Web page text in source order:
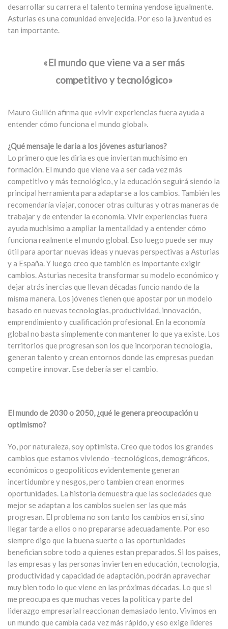
desarrollar su carrera el talento termina yendose igualmente.
Asturias es una comunidad envejecida. Por eso la juventud es
tan importante.
«El mundo que viene va a ser más
competitivo y tecnológico»
Mauro Guillén afirma que «vivir experiencias fuera ayuda a
entender cómo funciona el mundo global».
¿Qué mensaje le daria a los jóvenes asturianos?
Lo primero que les diria es que inviertan muchísimo en
formación. El mundo que viene va a ser cada vez más
competitivo y más tecnológico, y la educación seguirá siendo la
principal herramienta para adaptarse a los cambios. También les
recomendaría viajar, conocer otras culturas y otras maneras de
trabajar y de entender la economía. Vivir experiencias fuera
ayuda muchisimo a ampliar la mentalidad y a entender cómo
funciona realmente el mundo global. Eso luego puede ser muy
útil para aportar nuevas ideas y nuevas perspectivas a Asturias
y a España. Y luego creo que también es importante exigir
cambios. Asturias necesita transformar su modelo económico y
dejar atrás inercias que llevan décadas funcio nando de la
misma manera. Los jóvenes tienen que apostar por un modelo
basado en nuevas tecnologías, productividad, innovación,
emprendimiento y cualificación profesional. En la economía
global no basta simplemente con mantener lo que ya existe. Los
territorios que progresan son los que incorporan tecnologia,
generan talento y crean entornos donde las empresas puedan
competire innovar. Ese debería ser el cambio.
El mundo de 2030 o 2050, ¿qué le genera preocupación u
optimismo?
Yo, por naturaleza, soy optimista. Creo que todos los grandes
cambios que estamos viviendo -tecnológicos, demográficos,
económicos o geopoliticos evidentemente generan
incertidumbre y nesgos, pero tambien crean enormes
oportunidades. La historia demuestra que las sociedades que
mejor se adaptan a los camblos suelen ser las que más
progresan. El problema no son tanto los cambios en sí, sino
llegar tarde a ellos o no prepararse adecuadamente. Por eso
siempre digo que la buena suerte o las oportunidades
benefician sobre todo a quienes estan preparados. Si los paises,
las empresas y las personas invierten en educación, tecnologia,
productividad y capacidad de adaptación, podrán apravechar
muy bien todo lo que viene en las próximas décadas. Lo que si
me preocupa es que muchas veces la politica y parte del
liderazgo empresarial reaccionan demasiado lento. Vivimos en
un mundo que cambia cada vez más rápido, y eso exige lideres